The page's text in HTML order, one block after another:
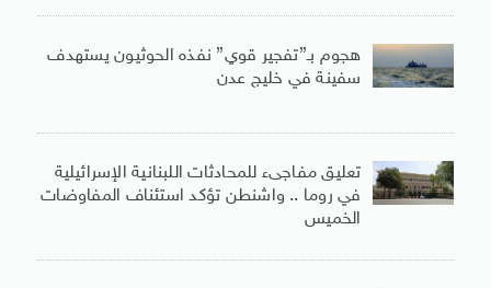
هجوم بـ”تفجير قوي” نفذه الحوثيون يستهدف
سفينة في خليج عدن
تعليق مفاجىء للمحادثات اللبنانية الإسرائيلية
في روما .. واشنطن تؤكد استئناف المفاوضات
الخميس